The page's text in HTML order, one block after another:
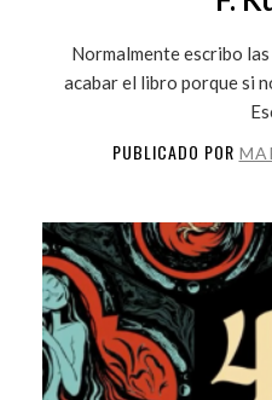
Normalmente escribo
acabar el libro porque si
PUBLICADO POR